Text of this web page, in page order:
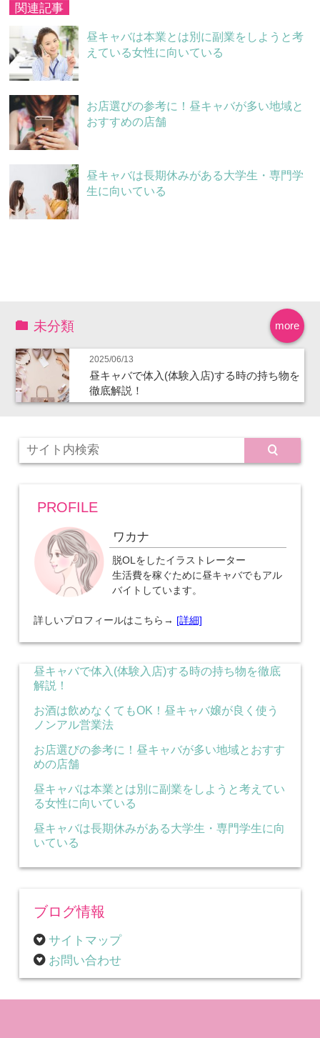
関連記事
昼キャバは本業とは別に副業をしようと考
えている女性に向いている
お店選びの参考に！昼キャバが多い地域と
おすすめの店舗
昼キャバは長期休みがある大学生・専門学
生に向いている
more
未分類
2025/06/13
昼キャバで体入(体験入店)する時の持ち物を
徹底解説！
PROFILE
ワカナ
脱OLをしたイラストレーター
生活費を稼ぐために昼キャバでもアル
バイトしています。
詳しいプロフィールはこちら→ [詳細]
昼キャバで体入(体験入店)する時の持ち物を徹底
解説！
お酒は飲めなくてもOK！昼キャバ嬢が良く使う
ノンアル営業法
お店選びの参考に！昼キャバが多い地域とおすす
めの店舗
昼キャバは本業とは別に副業をしようと考えてい
る女性に向いている
昼キャバは長期休みがある大学生・専門学生に向
いている
ブログ情報
サイトマップ
お問い合わせ